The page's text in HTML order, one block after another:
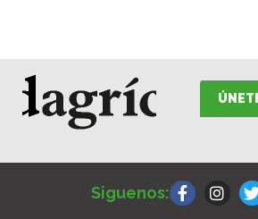
Siguenos:
F
a
c
I
n
s
i